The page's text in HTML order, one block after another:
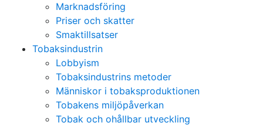
Marknadsföring
Priser och skatter
Smaktillsatser
Tobaksindustrin
Lobbyism
Tobaksindustrins metoder
Människor i tobaksproduktionen
Tobakens miljöpåverkan
Tobak och ohållbar utveckling